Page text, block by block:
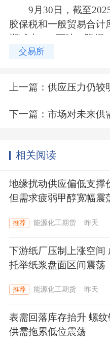
9月30日，截至
胶保税和一般贸易合计
期减少0.47万吨，降幅
吨，环比持平；一般贸
交易所
上一篇： 供应压力仍较明
下一篇： 市场对未来供需仍旧
相关阅读
地缘扰动供应偏低支撑
但需求疲弱甲醇宽幅震
推荐 能源化工期货 昨天
下游纸厂压制上涨空间
托举纸浆盘面区间震荡
推荐 能源化工期货 昨天
表需回落库存抬升 螺纹
供需拖累低位震荡